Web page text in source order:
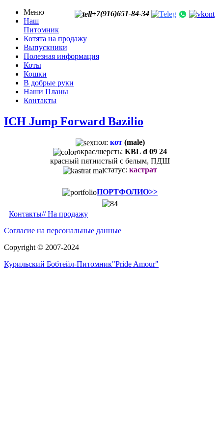
+7(916)651-84-34
Меню
Наш
Питомник
Котята на продажу
Выпускники
Полезная информация
Коты
Кошки
В добрые руки
Наши Планы
Контакты
ICH Jump Forward Bazilio
пол: кот(male)
окрас/шерсть: KBL d 09 24
красный пятнистый с белым, ПДШ
статус: кастрат
ПОРТФОЛИО>>
Контакты// На продажу
Согласие на персональные данные
Copyright © 2007-2024
Курильский Бобтейл-Питомник"Pride Amour"